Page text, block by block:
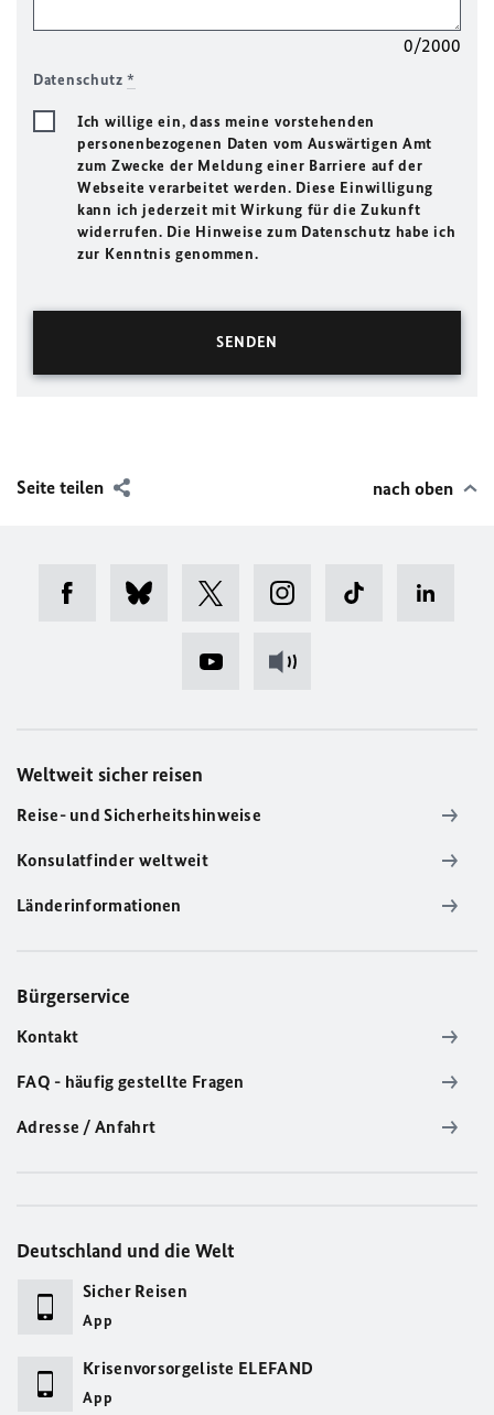
0/2000
Datenschutz*
Ich willige ein, dass meine vorstehenden
personenbezogenen Daten vom Auswärtigen Amt
zum Zwecke der Meldung einer Barriere auf der
Webseite verarbeitet werden. Diese Einwilligung
kann ich jederzeit mit Wirkung für die Zukunft
widerrufen. Die Hinweise zum Datenschutz habe ich
zur Kenntnis genommen.
Seite teilen nach oben
Weltweit sicher reisen
Reise- und Sicherheitshinweise
Konsulatfinder weltweit
Länderinformationen
Bürgerservice
Kontakt
FAQ - häufig gestellte Fragen
Adresse / Anfahrt
Deutschland und die Welt
Sicher Reisen
App
Krisenvorsorgeliste ELEFAND
App